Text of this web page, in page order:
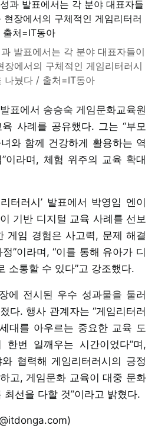
발표에서는 각 분야 대표자들이
장에서의 구체적인 게임리터러시
나눴다 / 출처=IT동아
표에서 송승숙 게임문화교육원
사례를 공유했다. 그는 “부모
와 함께 건강하게 활용하는 역
이라며, 체험 위주의 교육 확대
터러시’ 발표에서 박영임 엔이
기반 디지털 교육 사례를 선보
게임 경험은 사고력, 문제 해결
”이라며, “이를 통해 유아가 디
소통할 수 있다”고 강조했다.
에 전시된 우수 성과물을 둘러
다. 행사 관계자는 “게임리터러
대를 아우르는 중요한 교육 도
번 일깨우는 시간이었다”며,
협력해 게임리터러시의 긍정
고, 게임문화 교육이 대중 문화
최선을 다할 것”이라고 밝혔다.